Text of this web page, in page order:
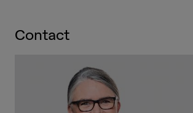
Contact